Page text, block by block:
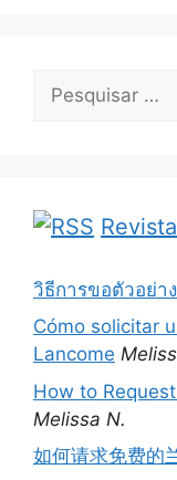
por:
วิธีการขอตัวอย่า
Cómo solicitar
Lancome
How to
Melissa N.
如何请求免费的